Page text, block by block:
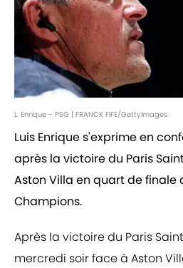
L. Enrique - PSG | FRANCK FIFE/GettyImages
Luis Enrique s'exprime en
après la victoire du Paris
Aston Villa en quart de finale
Champions.
Après la victoire du Paris
mercredi soir face à Aston